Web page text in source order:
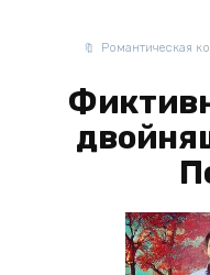
Романтическая